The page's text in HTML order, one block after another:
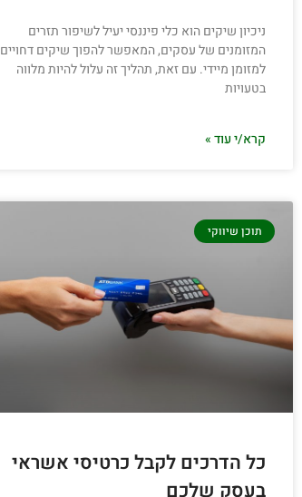
ניכיון שיקים הוא כלי פיננסי יעיל לשיפור תזרים
המזומנים של עסקים, המאפשר להפוך שיקים דחויים
למזומן מיידי. עם זאת, תהליך זה עלול להיות מלווה
בטעויות
קרא/י עוד »
תוכן שיווקי
כל הדרכים לקבל כרטיסי אשראי
בעסק שלכם